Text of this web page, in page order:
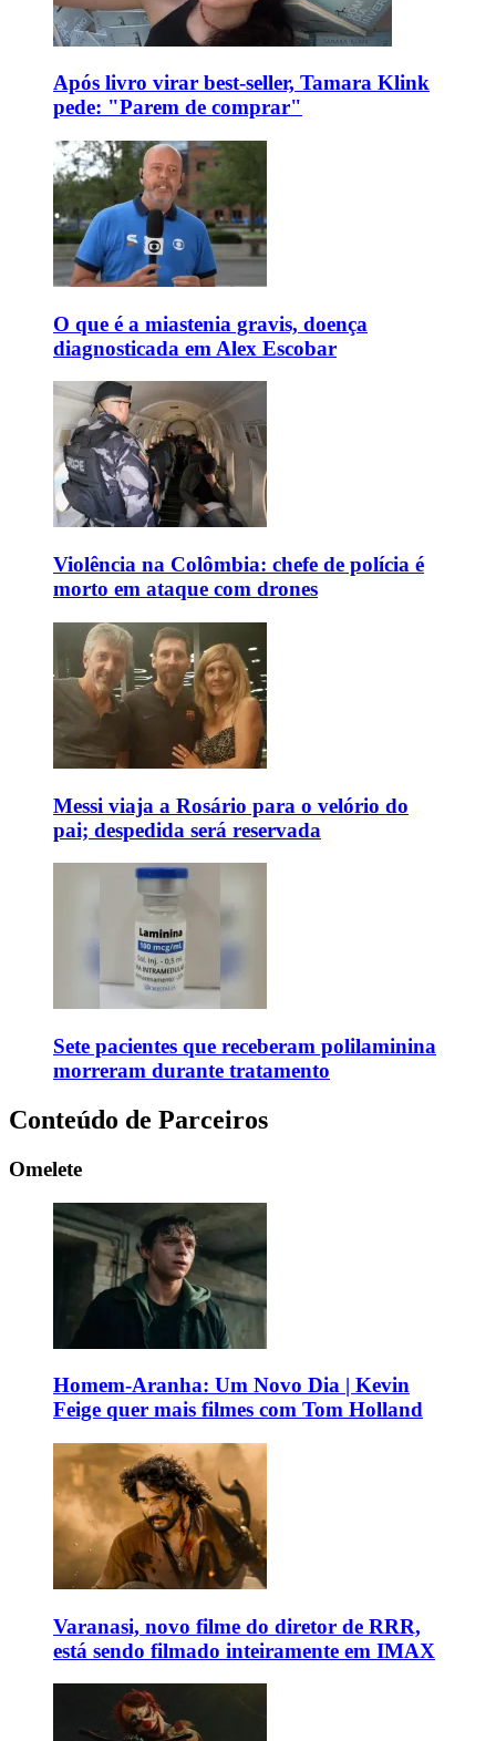
Após livro virar best-seller, Tamara Klink
pede: "Parem de comprar"
O que é a miastenia gravis, doença
diagnosticada em Alex Escobar
Violência na Colômbia: chefe de polícia é
morto em ataque com drones
Messi viaja a Rosário para o velório do
pai; despedida será reservada
Sete pacientes que receberam polilaminina
morreram durante tratamento
Conteúdo de Parceiros
Omelete
Homem-Aranha: Um Novo Dia | Kevin
Feige quer mais filmes com Tom Holland
Varanasi, novo filme do diretor de RRR,
está sendo filmado inteiramente em IMAX